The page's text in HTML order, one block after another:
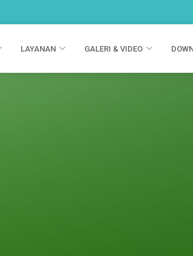
LAYANAN GALERI & VIDEO